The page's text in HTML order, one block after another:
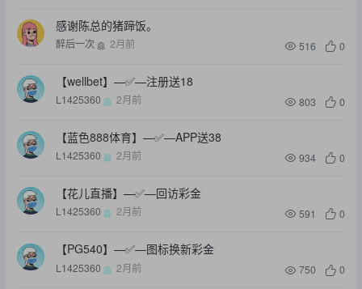
感谢陈总的猪蹄饭。
醉后一次 2月前 516 0
【wellbet】—✅—注册送18
L1425360 2月前 803 0
【蓝色888体育】—✅—APP送38
L1425360 2月前 934 0
【花儿直播】—✅—回访彩金
L1425360 2月前 591 0
【PG540】—✅—图标换新彩金
L1425360 2月前 750 0